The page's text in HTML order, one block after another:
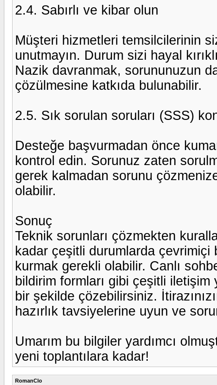
2.4. Sabırlı ve kibar olun
Müşteri hizmetleri temsilcilerinin
unutmayın. Durum sizi hayal
Nazik davranmak, sorununuzun
çözülmesine katkıda bulunabilir.
2.5. Sık sorulan soruları (SSS)
Desteğe başvurmadan önce
kontrol edin. Sorunuz zaten
gerek kalmadan sorunu
olabilir.
Sonuç
Teknik sorunları çözmekten
kadar çeşitli durumlarda
kurmak gerekli olabilir. Canlı
bildirim formları gibi çeşitli iletişim
bir şekilde çözebilirsiniz.
hazırlık tavsiyelerine uyun ve
Umarım bu bilgiler yardımcı
yeni toplantılara kadar!
RomanClo